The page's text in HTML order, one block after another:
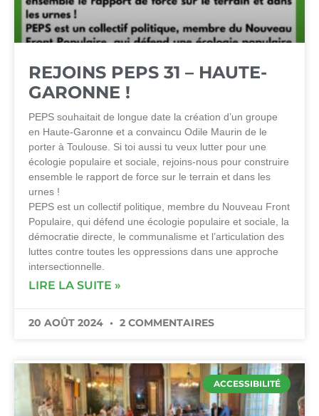
REJOINS PEPS 31 – HAUTE-
GARONNE !
PEPS souhaitait de longue date la création d’un groupe
en Haute-Garonne et a convaincu Odile Maurin de le
porter à Toulouse. Si toi aussi tu veux lutter pour une
écologie populaire et sociale, rejoins-nous pour construire
ensemble le rapport de force sur le terrain et dans les
urnes !
PEPS est un collectif politique, membre du Nouveau Front
Populaire, qui défend une écologie populaire et sociale, la
démocratie directe, le communalisme et l’articulation des
luttes contre toutes les oppressions dans une approche
intersectionnelle.
LIRE LA SUITE »
20 AOÛT 2024 2 COMMENTAIRES
ACCESSIBILITÉ